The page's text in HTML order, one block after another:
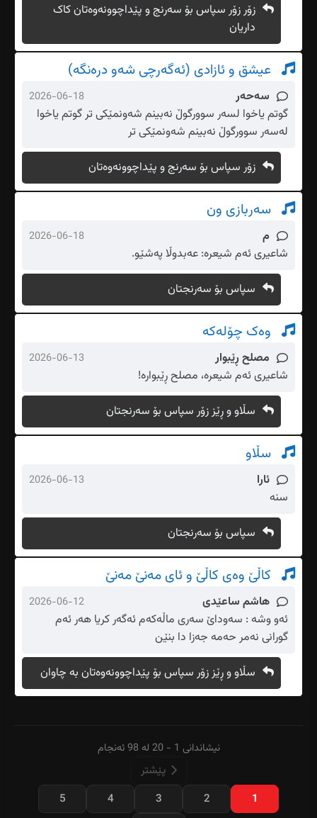
زۆر زۆر سپاس بۆ سەرنج و پێداچوونەوەتان کاک
داریان
عیشق و ئازادی (ئەگەرچی شەو درەنگە)
سەحەر 2026-06-18
گوتم یاخوا لسەر سوورگوڵ نەبینم شەونمێکی تر گوتم یاخوا
لەسەر سوورگوڵ نەبینم شەونمێکی تر
زۆر سپاس بۆ سەرنج و پێداچوونەوەتان
سەربازی ون
م 2026-06-18
شاعیری ئەم شیعرە: عەبدوڵا پەشێو.
سپاس بۆ سەرنجتان
وەک چۆلەکە
مصلح ڕێبوار 2026-06-13
شاعیری ئەم شیعرە، مصلح ڕێبوارە!
سڵاو و ڕێز زۆر سپاس بۆ سەرنجتان
سڵاو
ئارا 2026-06-13
سنه
سپاس بۆ سەرنجتان
کاڵێ وەی کاڵێ و ئای مەنێ مەنێ
هاشم ساعێدی 2026-06-12
ئەو وشە : سەوداێ سەری ماڵەکەم ئەگەر کریا هەر ئەم
گورانی نەمر حەمە جەزا دا بنێن
سڵاو و ڕێز زۆر سپاس بۆ پێداچوونەوەتان بە چاوان
نیشاندانی 1 - 20 لە 98 ئەنجام
پێشتر
1
2
3
4
5